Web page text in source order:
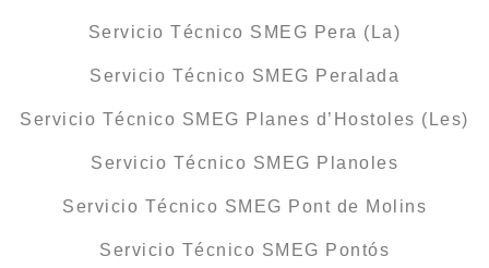
Servicio Técnico SMEG Pera (La)
Servicio Técnico SMEG Peralada
Servicio Técnico SMEG Planes d’Hostoles (Les)
Servicio Técnico SMEG Planoles
Servicio Técnico SMEG Pont de Molins
Servicio Técnico SMEG Pontós